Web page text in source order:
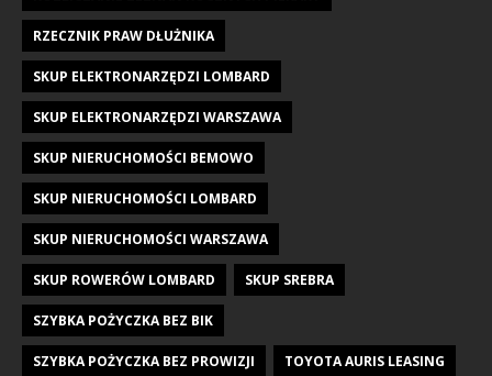
RZECZNIK PRAW DŁUŻNIKA
SKUP ELEKTRONARZĘDZI LOMBARD
SKUP ELEKTRONARZĘDZI WARSZAWA
SKUP NIERUCHOMOŚCI BEMOWO
SKUP NIERUCHOMOŚCI LOMBARD
SKUP NIERUCHOMOŚCI WARSZAWA
SKUP ROWERÓW LOMBARD SKUP SREBRA
SZYBKA POŻYCZKA BEZ BIK
SZYBKA POŻYCZKA BEZ PROWIZJI TOYOTA AURIS LEASING